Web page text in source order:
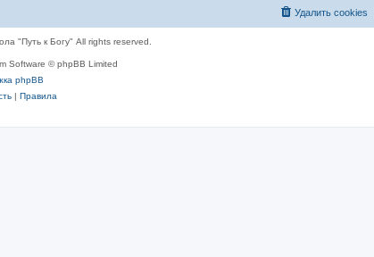
Удалить cookies
"Путь к Богу" All rights reserved.
Software © phpBB Limited
phpBB
| Правила